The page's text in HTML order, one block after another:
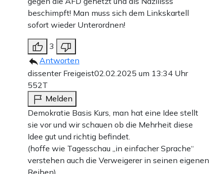
beschimpft! Man muss sich dem Linkskartell
sofort wieder Unterordnen!
3
Antworten
dissenter Freigeist02.02.2025 um 13:34 Uhr
552T
Melden
Demokratie Basis Kurs, man hat eine Idee stellt
sie vor und wir schauen ob die Mehrheit diese
Idee gut und richtig befindet.
(hoffe wie Tagesschau „in einfacher Sprache“
verstehen auch die Verweigerer in seinen eigenen